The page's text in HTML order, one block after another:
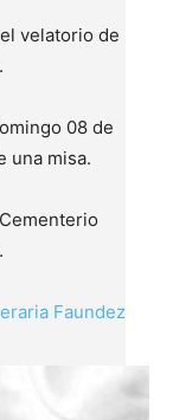
velatorio de
08 de
una misa.
Faundez